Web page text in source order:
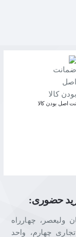
اﺻﻞ ﺑﻮدن ﮐﺎﻟﺎ
حضوری:
ولیعصر، چهارراه
چهارم، واحد